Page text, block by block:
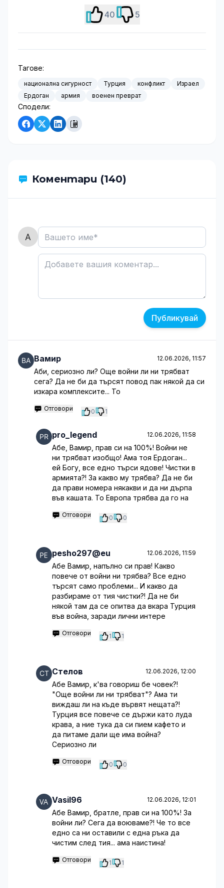
40 5
Тагове:
национална сигурност Турция конфликт
Израел
Ердоган
армия военен преврат
Сподели:
Коментари (140)
Публикувай
Вамир 12.06.2026, 11:57
Аби, сериозно ли? Още войни ли ни трябват
сега? Да не би да търсят повод пак някой да си
изкара комплексите... То
Отговори 0 1
pro_legend 12.06.2026, 11:58
Абе, Вамир, прав си на 100%! Войни не
ни трябват изобщо! Ама тоя Ердоган...
ей Богу, все едно търси ядове! Чистки в
армията?! За какво му трябва? Да не би
да прави номера някакви и да ни дърпа
във кашата. То Европа трябва да го на
Отговори 0 0
pesho297@eu 12.06.2026, 11:59
Абе Вамир, напълно си прав! Какво
повече от войни ни трябва? Все едно
търсят само проблеми... И какво да
разбираме от тия чистки?! Да не би
някой там да се опитва да вкара Турция
във война, заради лични интере
Отговори 1 1
Стелов 12.06.2026, 12:00
Абе Вамир, к'ва говориш бе човек?!
"Още войни ли ни трябват"? Ама ти
виждаш ли на къде вървят нещата?!
Турция все повече се държи като луда
крава, а ние тука да си пием кафето и
да питаме дали ще има война?
Сериозно ли
Отговори 0 0
Vasil96 12.06.2026, 12:01
Абе Вамир, братле, прав си на 100%! За
войни ли? Сега да воюваме?! Че то все
едно са ни оставили с една ръка да
чистим след тия... ама наистина!
Отговори 1 1